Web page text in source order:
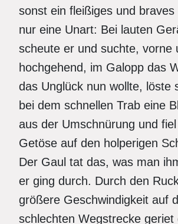
sonst ein fleißiges und braves
nur eine Unart: Bei lauten
scheute er und suchte, vorne
hochgehend, im Galopp das
das Unglück nun wollte, löste
bei dem schnellen Trab eine
aus der Umschnürung und
Getöse auf den holperigen
Der Gaul tat das, was man
er ging durch. Durch den
größere Geschwindigkeit auf
schlechten Wegstrecke geriet